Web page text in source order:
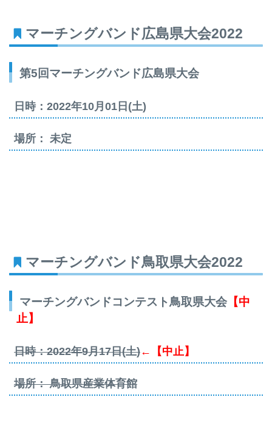
マーチングバンド広島県大会2022
第5回マーチングバンド広島県大会
日時：2022年10月01日(土)
場所： 未定
マーチングバンド鳥取県大会2022
マーチングバンドコンテスト鳥取県大会 【中
止】
日時：2022年9月17日(土)←【中止】
場所： 鳥取県産業体育館